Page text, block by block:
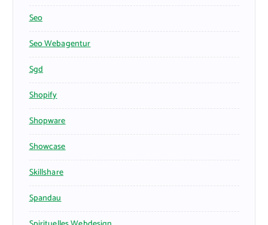
Seo
Seo Webagentur
Sgd
Shopify
Shopware
Showcase
Skillshare
Spandau